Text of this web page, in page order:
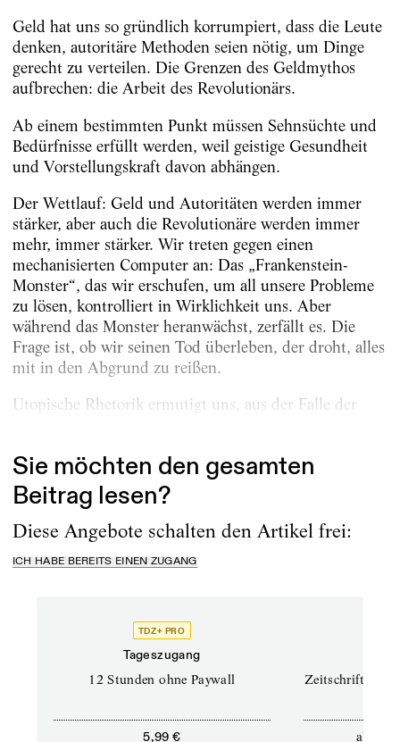
Geld hat uns so gründlich korrumpiert, dass die Leute
denken, autoritäre Methoden seien nötig, um Dinge
gerecht zu verteilen. Die Grenzen des Geldmythos
aufbrechen: die Arbeit des Revolutionärs.
Ab einem bestimmten Punkt müssen Sehnsüchte und
Bedürfnisse erfüllt werden, weil geistige Gesundheit
und Vorstellungskraft davon abhängen.
Der Wettlauf: Geld und Autoritäten werden immer
stärker, aber auch die Revolutionäre werden immer
mehr, immer stärker. Wir treten gegen einen
mechanisierten Computer an: Das „Frankenstein-
Monster“, das wir erschufen, um all unsere Probleme
zu lösen, kontrolliert in Wirklichkeit uns. Aber
während das Monster heranwächst, zerfällt es. Die
Frage ist, ob wir seinen Tod überleben, der droht, alles
mit in den Abgrund zu reißen.
Utopische Rhetorik ermutigt uns, aus der Falle der
Sie möchten den gesamten
Beitrag lesen?
Diese Angebote schalten den Artikel frei:
ICH HABE BEREITS EINEN ZUGANG
TDZ+ PRO
Tageszugang
12 Stunden ohne Paywall
5,99 €
Zeitschriften
ab